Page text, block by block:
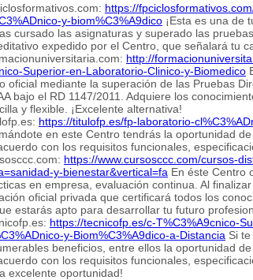
https://
y-biom%C3%A9dico ¡Esta es una de
cursado las asignaturas y superado las
expedido por el Centro, que señalará tu
http://
Superior-en-Laboratorio-Clinico-y-Biomedico
oficial mediante la superación de las Pruebas
bajo el RD 1147/2011. Adquiere los
y flexible. ¡Excelente alternativa!
https://titulofp.es/fp-laboratorio-
en este Centro tendrás la oportunidad
con los requisitos funcionales,
https://www.cursosccc.com/cursos-
y-bienestar&vertical=fa En éste Centro
en empresa, evaluación continua. Al
oficial privada que certificará todos los
estarás apto para desarrollar tu futuro
https://tecnicofp.es/c-T%C3%A9cnico-
y-Biom%C3%A9dico-a-Distancia Si
beneficios, entre ellos la oportunidad
con los requisitos funcionales,
excelente oportunidad!